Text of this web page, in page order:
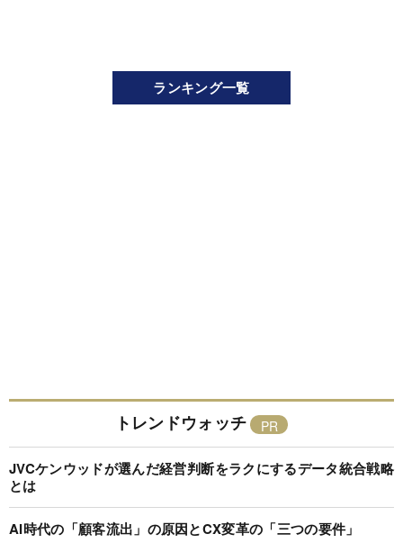
ランキング一覧
トレンドウォッチ
JVCケンウッドが選んだ経営判断をラクにするデータ統合戦略
とは
AI時代の「顧客流出」の原因とCX変革の「三つの要件」